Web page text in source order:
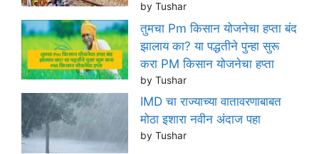
by Tushar
तुमचा Pm किसान योजनेचा हप्ता बंद
झालाय का? या पद्धतीने पुन्हा सुरू
करा PM किसान योजनेचा हप्ता
by Tushar
IMD चा राज्याच्या वातावरणाबाबत
मोठा इशारा नवीन अंदाज पहा
by Tushar